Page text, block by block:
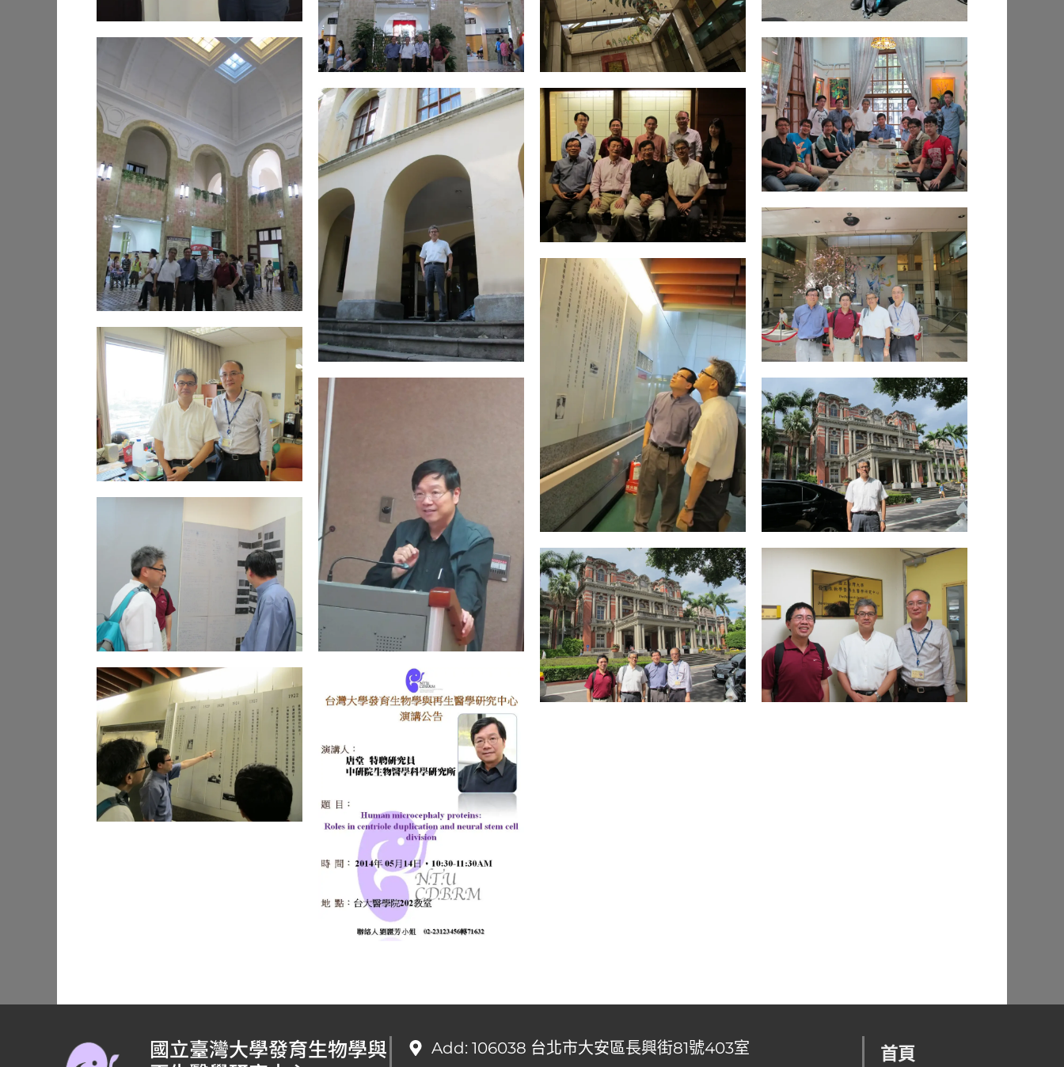
國立臺灣大學發育生物學與
Add: 106038 台北市大安區長興街81號403室
首頁